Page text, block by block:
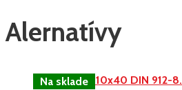
Alernatívy